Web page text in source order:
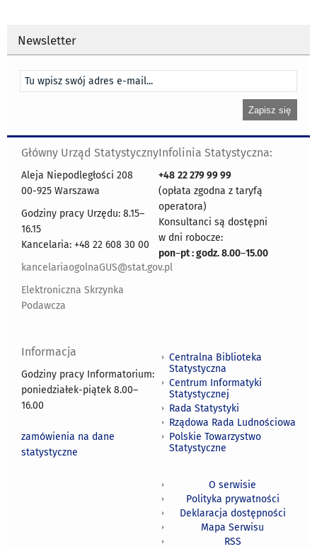
Newsletter
Główny Urząd Statystyczny
Aleja Niepodległości 208
00-925 Warszawa
Godziny pracy Urzędu: 8.15–
16.15
Kancelaria: +48 22 608 30 00
kancelariaogolnaGUS@stat.gov.pl
Elektroniczna Skrzynka
Podawcza
Infolinia Statystyczna:
+48 22 279 99 99
(opłata zgodna z taryfą
operatora)
Konsultanci są dostępni
w dni robocze:
pon–pt : godz. 8.00–15.00
Informacja
Godziny pracy Informatorium:
poniedziałek-piątek 8.00–
16.00
zamówienia na dane
statystyczne
Centralna Biblioteka
Statystyczna
Centrum Informatyki
Statystycznej
Rada Statystyki
Rządowa Rada Ludnościowa
Polskie Towarzystwo
Statystyczne
O serwisie
Polityka prywatności
Deklaracja dostępności
Mapa Serwisu
RSS